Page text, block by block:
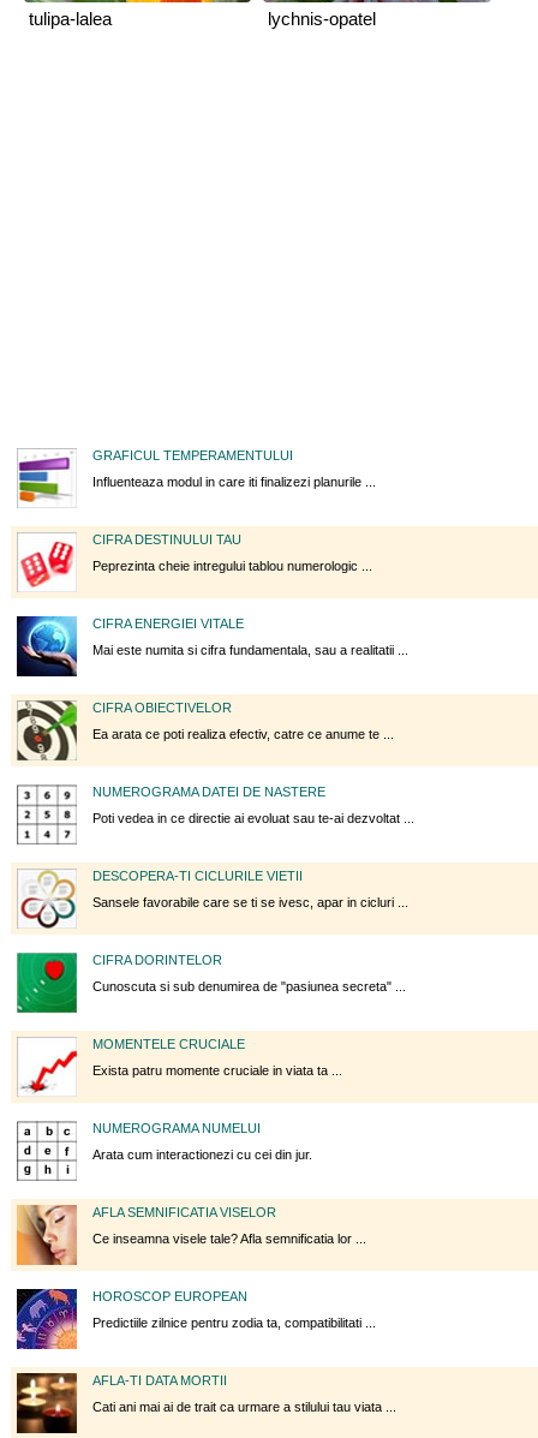
tulipa-lalea lychnis-opatel
GRAFICUL TEMPERAMENTULUI
Influenteaza modul in care iti finalizezi planurile ...
CIFRA DESTINULUI TAU
Peprezinta cheie intregului tablou numerologic ...
CIFRA ENERGIEI VITALE
Mai este numita si cifra fundamentala, sau a realitatii ...
CIFRA OBIECTIVELOR
Ea arata ce poti realiza efectiv, catre ce anume te ...
NUMEROGRAMA DATEI DE NASTERE
Poti vedea in ce directie ai evoluat sau te-ai dezvoltat ...
DESCOPERA-TI CICLURILE VIETII
Sansele favorabile care se ti se ivesc, apar in cicluri ...
CIFRA DORINTELOR
Cunoscuta si sub denumirea de "pasiunea secreta" ...
MOMENTELE CRUCIALE
Exista patru momente cruciale in viata ta ...
NUMEROGRAMA NUMELUI
Arata cum interactionezi cu cei din jur.
AFLA SEMNIFICATIA VISELOR
Ce inseamna visele tale? Afla semnificatia lor ...
HOROSCOP EUROPEAN
Predictiile zilnice pentru zodia ta, compatibilitati ...
AFLA-TI DATA MORTII
Cati ani mai ai de trait ca urmare a stilului tau viata ...